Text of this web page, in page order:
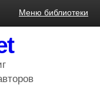
Меню библиотеки